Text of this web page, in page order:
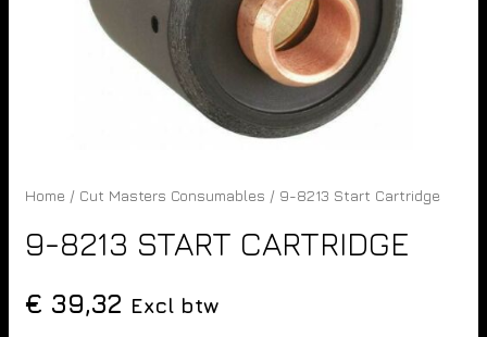
Home / Cut Masters Consumables / 9-8213 Start Cartridge
9-8213 START CARTRIDGE
€ 39,32 Excl btw